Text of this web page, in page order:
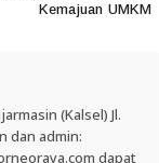
Kemajuan UMKM
(Kalsel) Jl.
dan admin:
dapat